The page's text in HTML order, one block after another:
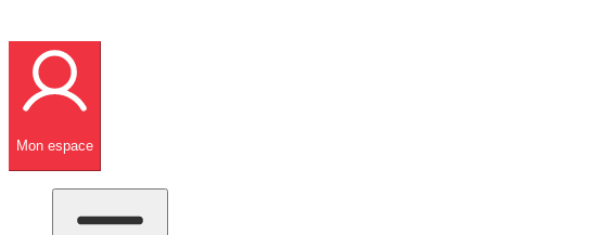
Mon espace